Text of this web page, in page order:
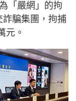
「嚴網」的拘
騙集團，拘捕
元。